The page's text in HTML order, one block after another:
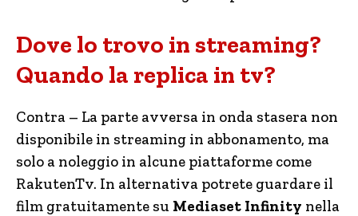
Dove lo trovo in streaming?
Quando la replica in tv?
Contra – La parte avversa in onda stasera non
disponibile in streaming in abbonamento, ma
solo a noleggio in alcune piattaforme come
RakutenTv. In alternativa potrete guardare il
film gratuitamente su Mediaset Infinity nella